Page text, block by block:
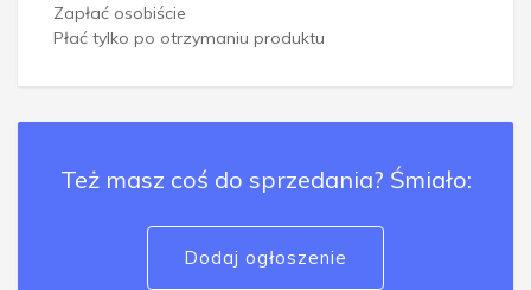
Zapłać osobiście
Płać tylko po otrzymaniu produktu
Też masz coś do sprzedania? Śmiało:
Dodaj ogłoszenie